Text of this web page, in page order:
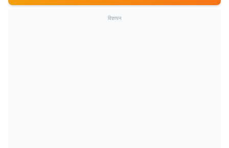
विज्ञापन